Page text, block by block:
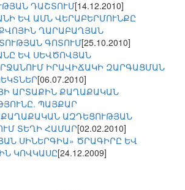
ԴԱՇՏՈՒՄ[14.12.2010]
ԵՎ ԱՄՆ ՎԵՐԱԲԵՐՄՈՒՆՔԸ
ՂԱՐԱԲԱՂՅԱՆ
ԳՈՏՈՒՄ[25.10.2010]
ԵՎ ՍԵՎԾՈՎՅԱՆ
ԻՐԱՎԻՃԱԿԻ ԶԱՐԳԱՑՄԱՆ
[06.07.2010]
ԱՐՏԱՔԻՆ ՔԱՂԱՔԱԿԱՆ
ՊԱՅՔԱՐ
ԱԶԴԵՑՈՒԹՅԱՆ
ՏԵՂԻ ՀԱՄԱՐ[02.02.2010]
ՍԻՆԵՐԳԻԱ» ԾՐԱԳԻՐԸ ԵՎ
ԿՈՎԿԱՍԸ[24.12.2009]